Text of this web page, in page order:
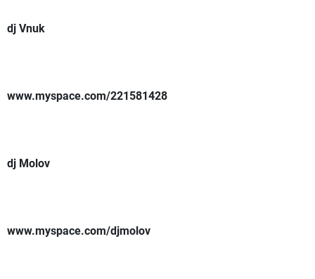
dj Vnuk
www.myspace.com/221581428
dj Molov
www.myspace.com/djmolov